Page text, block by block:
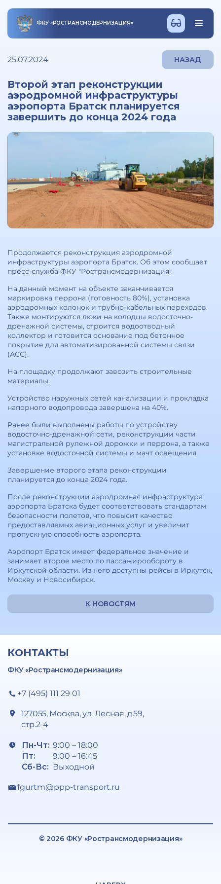
ФКУ «РОСТРАНСМОДЕРНИЗАЦИЯ»
25.07.2024 НАЗАД
Второй этап реконструкции
аэродромной инфраструктуры
аэропорта Братск планируется
завершить до конца 2024 года
Продолжается реконструкция аэродромной
инфраструктуры аэропорта Братск. Об этом сообщает
пресс-служба ФКУ "Ространсмодернизация".
На данный момент на объекте заканчивается
маркировка перрона (готовность 80%), установка
аэродромных колонок и трубно-кабельных переходов.
Также монтируются люки на колодцы водосточно-
дренажной системы, строится водоотводный
коллектор и готовится основание под бетонное
покрытие для автоматизированной системы связи
(АСС).
На площадку продолжают завозить строительные
материалы.
Устройство наружных сетей канализации и прокладка
напорного водопровода завершена на 40%.
Ранее были выполнены работы по устройству
водосточно-дренажной сети, реконструкции части
магистральной рулежной дорожки и перрона, а также
установке водосточной системы и мачт освещения.
Завершение второго этапа реконструкции
планируется до конца 2024 года.
После реконструкции аэродромная инфраструктура
аэропорта Братска будет соответствовать стандартам
безопасности полетов, что повысит качество
предоставляемых авиационных услуг и увеличит
пропускную способность аэропорта.
Аэропорт Братск имеет федеральное значение и
занимает второе место по пассажирообороту в
Иркутской области. Из него доступны рейсы в Иркутск,
Москву и Новосибирск.
К НОВОСТЯМ
КОНТАКТЫ
ФКУ «Ространсмодернизация»
+7 (495) 111 29 01
127055, Москва, ул. Лесная, д.59,
стр.2-4
Пн-Чт:
Пт:
Сб-Вс:
9:00 – 18:00
9:00 – 16:45
Выходной
fgurtm@ppp-transport.ru
© 2026 ФКУ «Ространсмодернизация»